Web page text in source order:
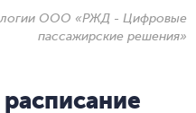
ООО «РЖД - Цифровые
пассажирские решения»